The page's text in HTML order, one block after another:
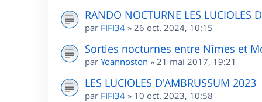
RANDO NOCTURNE LES LUCIOLES
par FIFI34 » 26 oct. 2024, 10:15
Sorties nocturnes entre Nîmes et
par Yoannoston » 21 mai 2017, 19:21
LES LUCIOLES D'AMBRUSSUM 2023
par FIFI34 » 10 oct. 2023, 10:58